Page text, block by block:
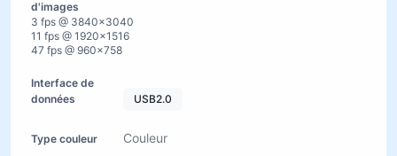
3 fps @ 3840×3040
11 fps @ 1920×1516
47 fps @ 960×758
USB2.0
Couleur